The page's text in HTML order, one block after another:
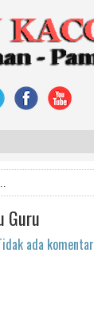
Guru
ada komentar